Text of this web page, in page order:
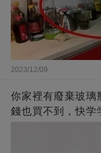
2023/12/09
你家裡有廢棄玻璃
錢也買不到，快学